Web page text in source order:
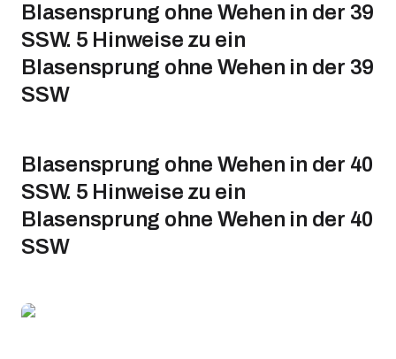
Blasensprung ohne Wehen in der 39
SSW. 5 Hinweise zu ein
Blasensprung ohne Wehen in der 39
SSW
Blasensprung ohne Wehen in der 40
SSW. 5 Hinweise zu ein
Blasensprung ohne Wehen in der 40
SSW